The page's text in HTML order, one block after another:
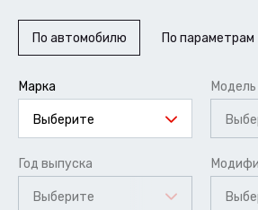
По автомобилю По параметрам
Марка
Выберите
Модель
Год выпуска
Выберите